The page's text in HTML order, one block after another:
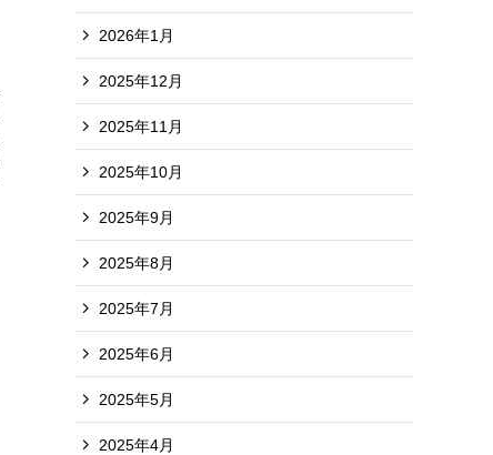
2026年1月
2025年12月
2025年11月
2025年10月
2025年9月
2025年8月
2025年7月
2025年6月
2025年5月
2025年4月